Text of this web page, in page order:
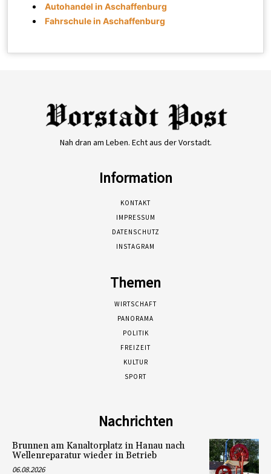
Autohandel in Aschaffenburg
Fahrschule in Aschaffenburg
Nah dran am Leben. Echt aus der Vorstadt.
Information
KONTAKT
IMPRESSUM
DATENSCHUTZ
INSTAGRAM
Themen
WIRTSCHAFT
PANORAMA
POLITIK
FREIZEIT
KULTUR
SPORT
Nachrichten
Brunnen am Kanaltorplatz in Hanau nach
Wellenreparatur wieder in Betrieb
06.08.2026